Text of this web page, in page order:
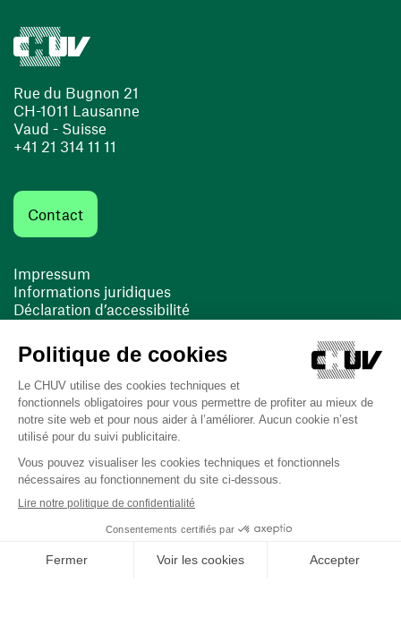
Rue du Bugnon 21
CH-1011 Lausanne
Vaud - Suisse
+41 21 314 11 11
Contact
Impressum
Informations juridiques
Déclaration d’accessibilité
Cookies
(ouvre une nouvelle fenêtre)
(ouvre une nouvelle fenêtre)
Dernière mise à jour le 13/08/2025 à 10:19